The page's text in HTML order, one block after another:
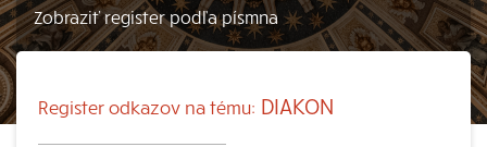
Register odkazov na tému: DIAKON